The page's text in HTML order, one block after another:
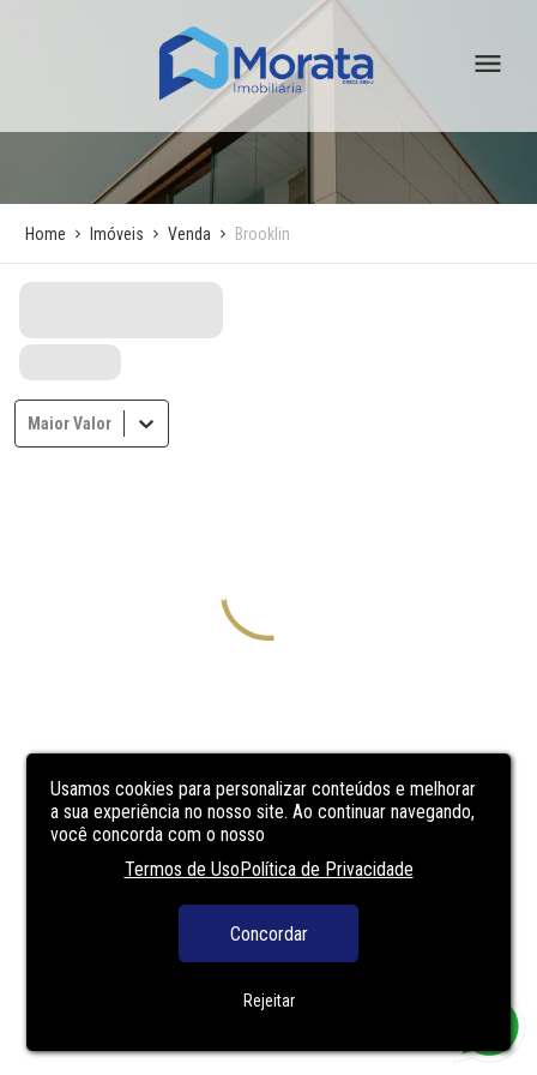
Usamos cookies para personalizar conteúdos e melhorar
a sua experiência no nosso site. Ao continuar navegando,
você concorda com o nosso
Termos de UsoPolítica de Privacidade
Concordar
Rejeitar
Home Imóveis Venda Brooklin
Maior Valor